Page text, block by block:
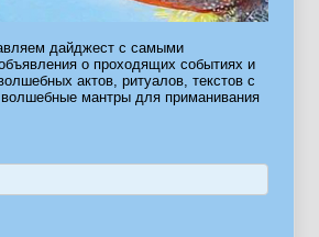
дайджест с самыми
о проходящих событиях и
актов, ритуалов, текстов с
мантры для приманивания